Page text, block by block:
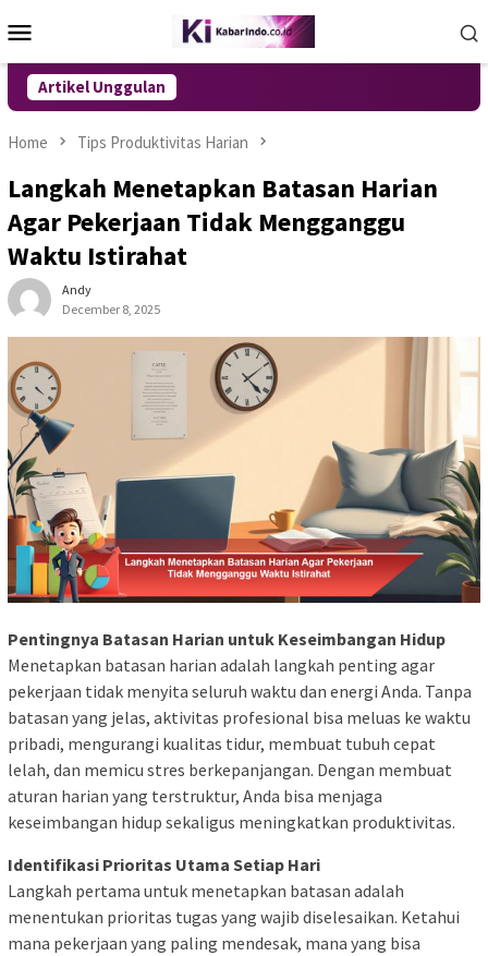
to
Menu
Artikel Unggulan
Home Tips Produktivitas Harian
Langkah Menetapkan Batasan Harian
Agar Pekerjaan Tidak Mengganggu
Waktu Istirahat
Andy
December 8, 2025
Pentingnya Batasan Harian untuk Keseimbangan Hidup
Menetapkan batasan harian adalah langkah penting agar
pekerjaan tidak menyita seluruh waktu dan energi Anda. Tanpa
batasan yang jelas, aktivitas profesional bisa meluas ke waktu
pribadi, mengurangi kualitas tidur, membuat tubuh cepat
lelah, dan memicu stres berkepanjangan. Dengan membuat
aturan harian yang terstruktur, Anda bisa menjaga
keseimbangan hidup sekaligus meningkatkan produktivitas.
Identifikasi Prioritas Utama Setiap Hari
Langkah pertama untuk menetapkan batasan adalah
menentukan prioritas tugas yang wajib diselesaikan. Ketahui
mana pekerjaan yang paling mendesak, mana yang bisa